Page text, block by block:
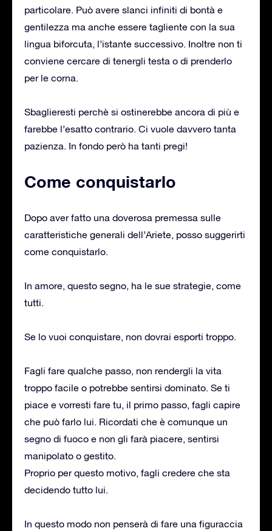
particolare. Può avere slanci infiniti di bontà e
gentilezza ma anche essere tagliente con la sua
lingua biforcuta, l’istante successivo. Inoltre non ti
conviene cercare di tenergli testa o di prenderlo
per le corna.
Sbaglieresti perchè si ostinerebbe ancora di più e
farebbe l’esatto contrario. Ci vuole davvero tanta
pazienza. In fondo però ha tanti pregi!
Come conquistarlo
Dopo aver fatto una doverosa premessa sulle
caratteristiche generali dell’Ariete, posso suggerirti
come conquistarlo.
In amore, questo segno, ha le sue strategie, come
tutti.
Se lo vuoi conquistare, non dovrai esporti troppo.
Fagli fare qualche passo, non rendergli la vita
troppo facile o potrebbe sentirsi dominato. Se ti
piace e vorresti fare tu, il primo passo, fagli capire
che può farlo lui. Ricordati che è comunque un
segno di fuoco e non gli farà piacere, sentirsi
manipolato o gestito.
Proprio per questo motivo, fagli credere che sta
decidendo tutto lui.
In questo modo non penserà di fare una figuraccia